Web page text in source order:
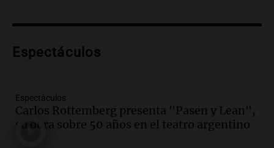
Audio.El Senado de Santa Fe aprueba
fenómeno del Niño
Audio.
un accidente en la Ruta 321 cerca de
García Fernández
Espectáculos
Espectáculos
Carlos Rottemberg presenta "Pasen y Lean",
su obra sobre 50 años en el teatro argentino